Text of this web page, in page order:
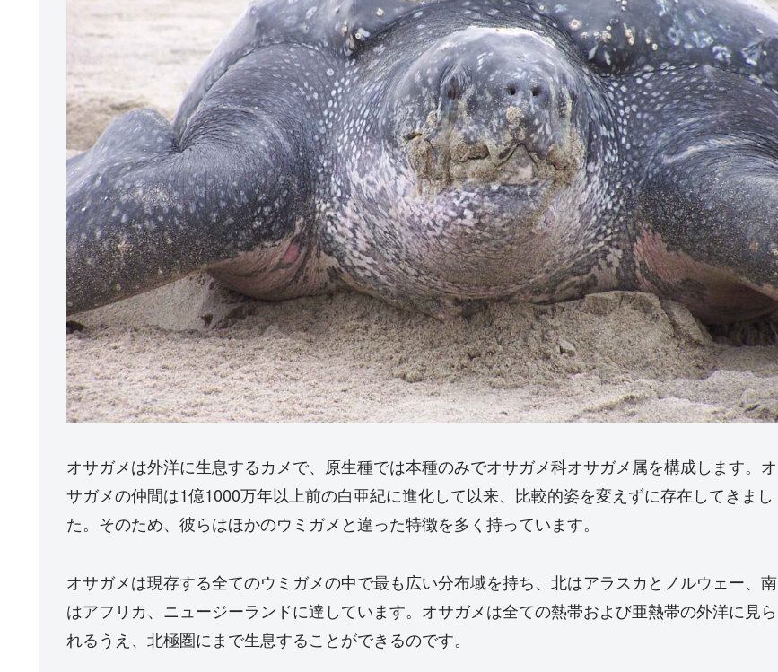
オサガメは外洋に生息するカメで、原生種では本種のみでオサガメ科オサガメ属を構成します。オ
サガメの仲間は1億1000万年以上前の白亜紀に進化して以来、比較的姿を変えずに存在してきまし
た。そのため、彼らはほかのウミガメと違った特徴を多く持っています。
オサガメは現存する全てのウミガメの中で最も広い分布域を持ち、北はアラスカとノルウェー、南
はアフリカ、ニュージーランドに達しています。オサガメは全ての熱帯および亜熱帯の外洋に見ら
れるうえ、北極圏にまで生息することができるのです。